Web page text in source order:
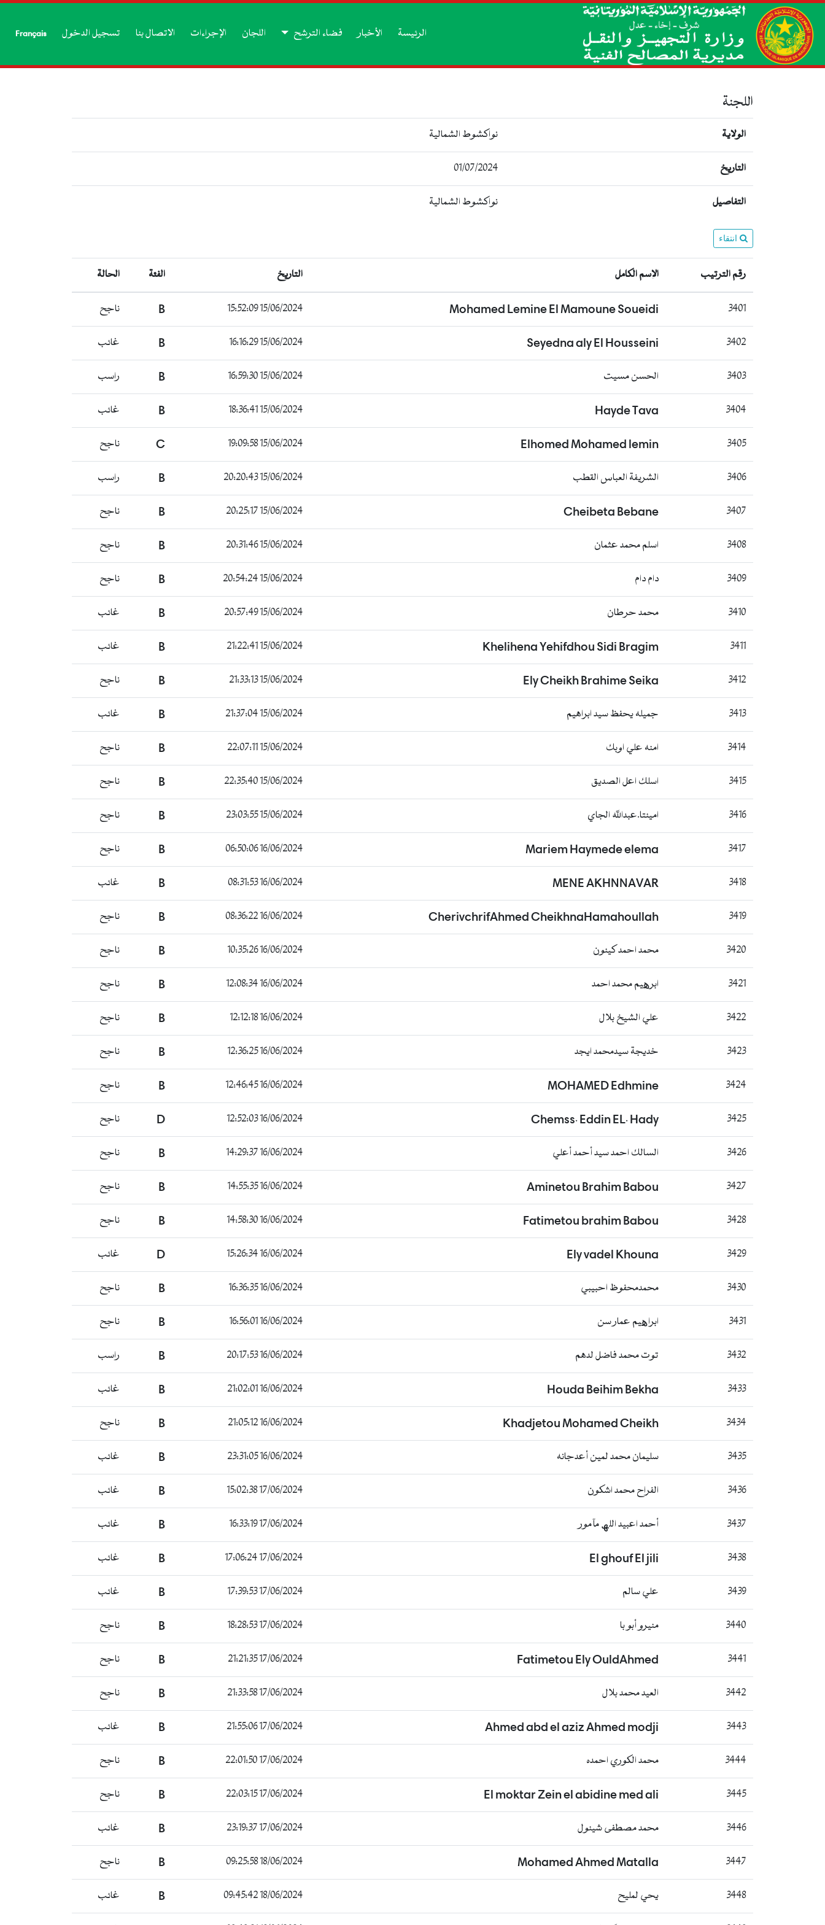
الرئيسة الأخبار فضاء الترشح اللجان الإجراءات الاتصال بنا تسجيل الدخول Français
اللجنة
الولاية نواكشوط الشمالية
التاريخ 01/07/2024
التفاصيل نواكشوط الشمالية
انتقاء
رقم الترتيب الإسم الكامل التاريخ الفئة الحالة
3401
Mohamed Lemine El Mamoune Soueidi
15/06/2024 15:52:09
B ناجح
3402
Seyedna aly El Housseini
15/06/2024 16:16:29
B غائب
3403 الحسن مسيت 15/06/2024 16:59:30
B راسب
3404
Hayde Tava
15/06/2024 18:36:41
B غائب
3405
Elhomed Mohamed lemin
15/06/2024 19:09:58
C ناجح
3406 الشريفة العباس القطب 15/06/2024 20:20:43
B راسب
3407
Cheibeta Bebane
15/06/2024 20:25:17
B ناجح
3408 اسلم محمد عثمان 15/06/2024 20:31:46
B ناجح
3409 دام دام 15/06/2024 20:54:24
B ناجح
3410 محمد حرطان 15/06/2024 20:57:49
B غائب
3411
Khelihena Yehifdhou Sidi Bragim
15/06/2024 21:22:41
B غائب
3412
Ely Cheikh Brahime Seika
15/06/2024 21:33:13
B ناجح
3413 جميله يحفظ سيد ابراهيم 15/06/2024 21:37:04
B غائب
3414 امنه علي اوبك 15/06/2024 22:07:11
B ناجح
3415 اسلك اعل الصديق 15/06/2024 22:35:40
B ناجح
3416 امينتا.عبدالله الجاي 15/06/2024 23:03:55
B ناجح
3417
Mariem Haymede elema
16/06/2024 06:50:06
B ناجح
3418
MENE AKHNNAVAR
16/06/2024 08:31:53
B غائب
3419
CherivchrifAhmed CheikhnaHamahoullah
16/06/2024 08:36:22
B ناجح
3420 محمد احمد كينون 16/06/2024 10:35:26
B ناجح
3421 ابرھيم محمد احمد 16/06/2024 12:08:34
B ناجح
3422 علي الشيخ بلال 16/06/2024 12:12:18
B ناجح
3423 خديجة سيدمحمد ايجد 16/06/2024 12:36:25
B ناجح
3424
MOHAMED Edhmine
16/06/2024 12:46:45
B ناجح
3425
Chemss. Eddin EL. Hady
16/06/2024 12:52:03
D ناجح
3426 السالك احمد سيد أحمد أعلي 16/06/2024 14:29:37
B ناجح
3427
Aminetou Brahim Babou
16/06/2024 14:55:35
B ناجح
3428
Fatimetou brahim Babou
16/06/2024 14:58:30
B ناجح
3429
Ely vadel Khouna
16/06/2024 15:26:34
D غائب
3430 محمدمحفوظ احبيبي 16/06/2024 16:36:35
B ناجح
3431 ابراھيم عمار سن 16/06/2024 16:56:01
B ناجح
3432 توت محمد فاضل لدهم 16/06/2024 20:17:53
B راسب
3433
Houda Beihim Bekha
16/06/2024 21:02:01
B غائب
3434
Khadjetou Mohamed Cheikh
16/06/2024 21:05:12
B ناجح
3435 سليمان محمد لمين أعدجانه 16/06/2024 23:31:05
B غائب
3436 الفراح محمد اشكون 17/06/2024 15:02:38
B غائب
3437 أحمد اعبيد اللھ مآمور 17/06/2024 16:33:19
B غائب
3438
El ghouf El jili
17/06/2024 17:06:24
B غائب
3439 علي سالم 17/06/2024 17:39:53
B غائب
3440 منيرو أبو با 17/06/2024 18:28:53
B ناجح
3441
Fatimetou Ely OuldAhmed
17/06/2024 21:21:35
B ناجح
3442 العيد محمد بلال 17/06/2024 21:33:58
B ناجح
3443
Ahmed abd el aziz Ahmed modji
17/06/2024 21:55:06
B غائب
3444 محمد الكوري احمده 17/06/2024 22:01:50
B ناجح
3445
El moktar Zein el abidine med ali
17/06/2024 22:03:15
B ناجح
3446 محمد مصطفى شينول 17/06/2024 23:19:37
B غائب
3447
Mohamed Ahmed Matalla
18/06/2024 09:25:58
B ناجح
3448 يحي لمليح 18/06/2024 09:45:42
B غائب